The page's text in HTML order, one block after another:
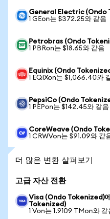
General Electric (Ondo
1 GEon는 $372.25와 같음
Petrobras (Ondo
1 PBRon는 $18.65와 같음
Equinix (Ondo
1 EQIXon는 $1,066.40와
PepsiCo (Ondo
1 PEPon는 $142.45와 같음
CoreWeave (Ondo
1 CRWVon는 $91.09와 같
더 많은 변환 살펴보기
고급 자산 전환
Visa (Ondo Tokenized)
Tokenized)
1 Von는 1.9109 TMon와 같